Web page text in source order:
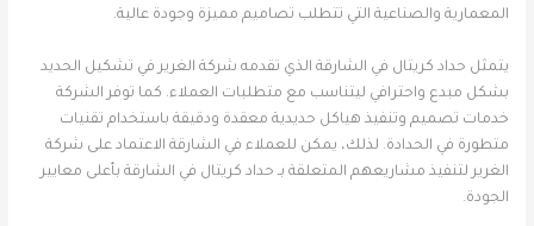
المعمارية والصناعية التي تتطلب تصاميم مميزة وجودة عالية.
يتمثل حداد كريتال في الشارقة الذي تقدمه شركة الغرير في تشكيل الحديد
بشكل مبدع واحترافي ليتناسب مع متطلبات العملاء. كما توفر الشركة
خدمات تصميم وتنفيذ هياكل حديدية معقدة ودقيقة باستخدام تقنيات
متطورة في الحدادة. لذلك، يمكن للعملاء في الشارقة الاعتماد على شركة
الغرير لتنفيذ مشاريعهم المتعلقة بـ حداد كريتال في الشارقة بأعلى معايير
الجودة.